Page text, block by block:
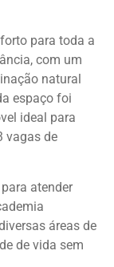
para toda a
com um
natural
espaço foi
ideal para
vagas de
atender
áreas de
de vida sem